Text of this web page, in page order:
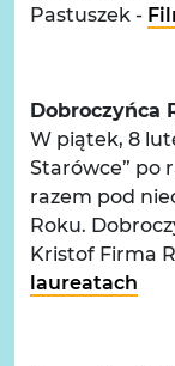
Pastuszek -
Dobroczyńca
W piątek, 8
Starówce” po
razem pod
Roku.
Kristof Firma
laureatach